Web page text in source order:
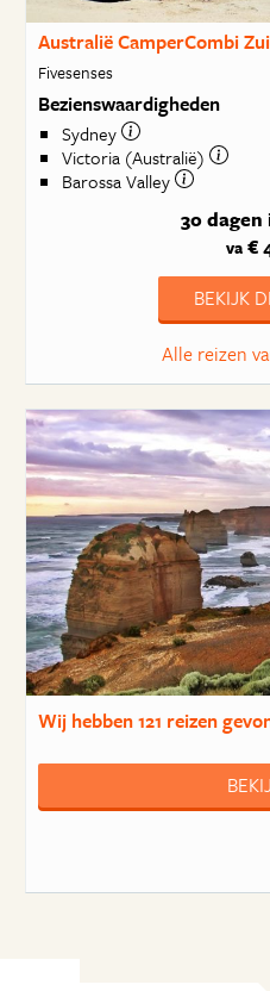
Australië CamperCombi
Fivesenses
Bezienswaardigheden
Sydney
Victoria (Australië)
Barossa Valley
30 dagen
va€
BEKIJK
Alle reizen
Wij hebben121 reizen